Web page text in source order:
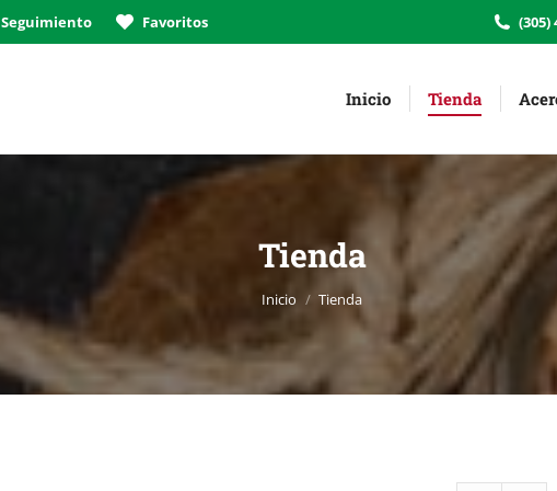
Seguimiento Favoritos (305)
Inicio Tienda
Tienda
Estás aquí:
Inicio Tienda